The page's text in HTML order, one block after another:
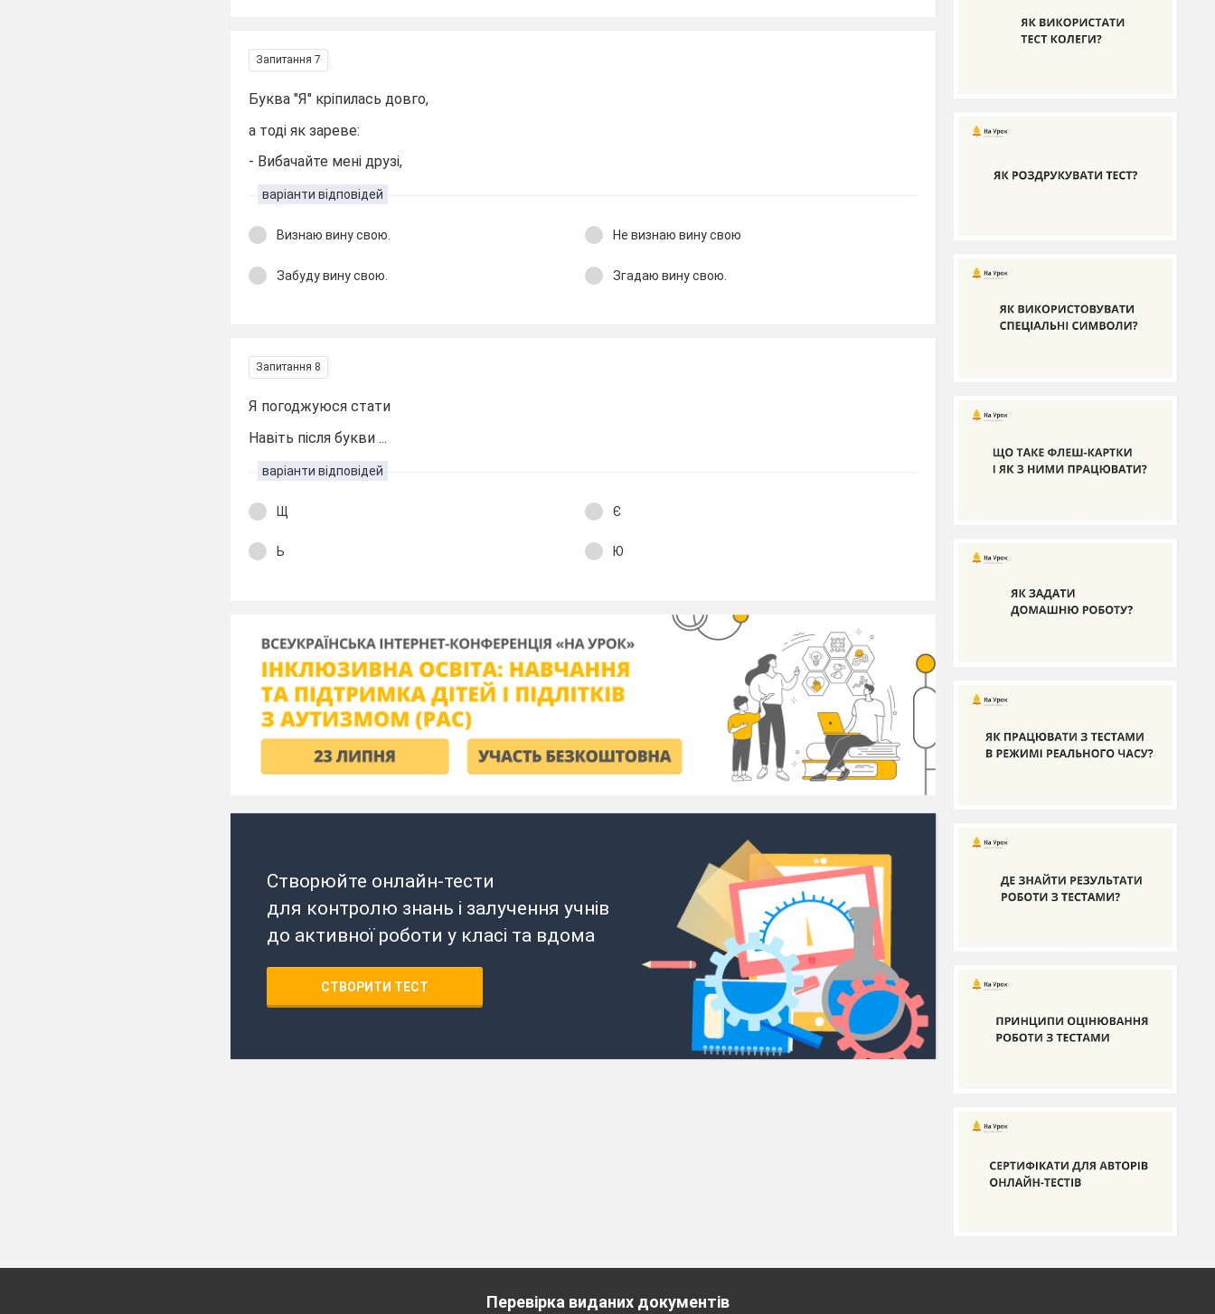
Запитання 7
Буква "Я" кріпилась довго,
а тоді як зареве:
- Вибачайте мені друзі,
варіанти відповідей
Визнаю вину свою. Не визнаю вину свою
Забуду вину свою. Згадаю вину свою.
Запитання 8
Я погоджуюся стати
Навіть після букви ...
варіанти відповідей
Щ Є
Ь Ю
Створюйте онлайн-тести
для контролю знань і залучення учнів
до активної роботи у класі та вдома
СТВОРИТИ ТЕСТ
Перевірка виданих документів